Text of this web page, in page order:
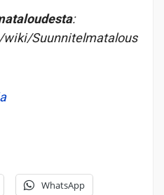
:
Suunnitelmatalous
WhatsApp